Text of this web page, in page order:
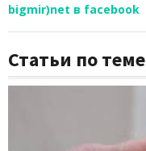
bigmir)net в facebook
Статьи по теме